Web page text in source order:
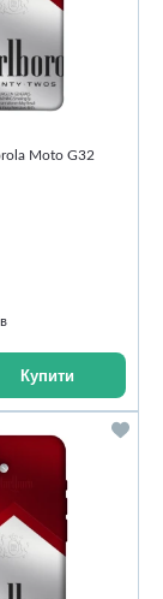
Moto G32
Купити